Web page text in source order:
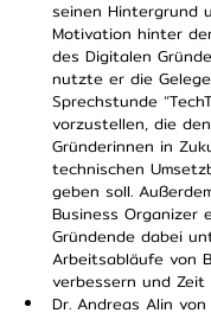
seinen Hintergrund
Motivation hinter
des Digitalen
nutzte er die
Sprechstunde
vorzustellen, die
Gründerinnen in
technischen
geben soll.
Business Organizer
Gründende dabei
Arbeitsabläufe von
verbessern und Zeit
Dr. Andreas Alin